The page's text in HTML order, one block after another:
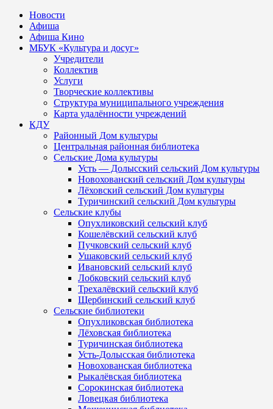
Новости
Афиша
Афиша Кино
МБУК «Культура и досуг»
Учредители
Коллектив
Услуги
Творческие коллективы
Структура муниципального учреждения
Карта удалённости учреждений
КДУ
Районный Дом культуры
Центральная районная библиотека
Сельские Дома культуры
Усть — Долысский сельский Дом культуры
Новохованский сельский Дом культуры
Лёховский сельский Дом культуры
Туричинский сельский Дом культуры
Сельские клубы
Опухликовский сельский клуб
Кошелёвский сельский клуб
Пучковский сельский клуб
Ушаковский сельский клуб
Ивановский сельский клуб
Лобковский сельский клуб
Трехалёвский сельский клуб
Щербинский сельский клуб
Сельские библиотеки
Опухликовская библиотека
Лёховская библиотека
Туричинская библиотека
Усть-Долысская библиотека
Новохованская библиотека
Рыкалёвская библиотека
Сорокинская библиотека
Ловецкая библиотека